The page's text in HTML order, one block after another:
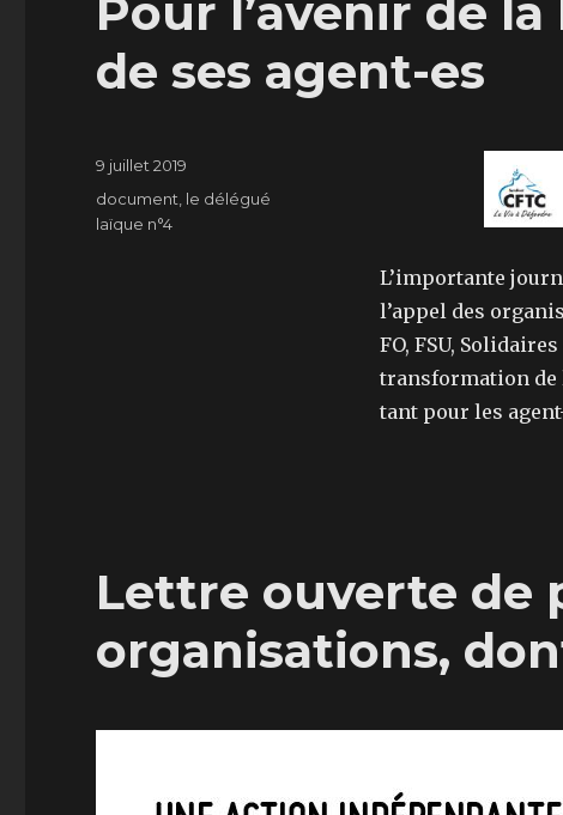
Pour l’avenir de
de ses agent-es
L’importante
l’appel des
FO, FSU,
transformation de
tant pour les
Publié
le
9 juillet 2019
Catégories
document le délégué
laïque n°4
Lettre ouverte de
organisations,